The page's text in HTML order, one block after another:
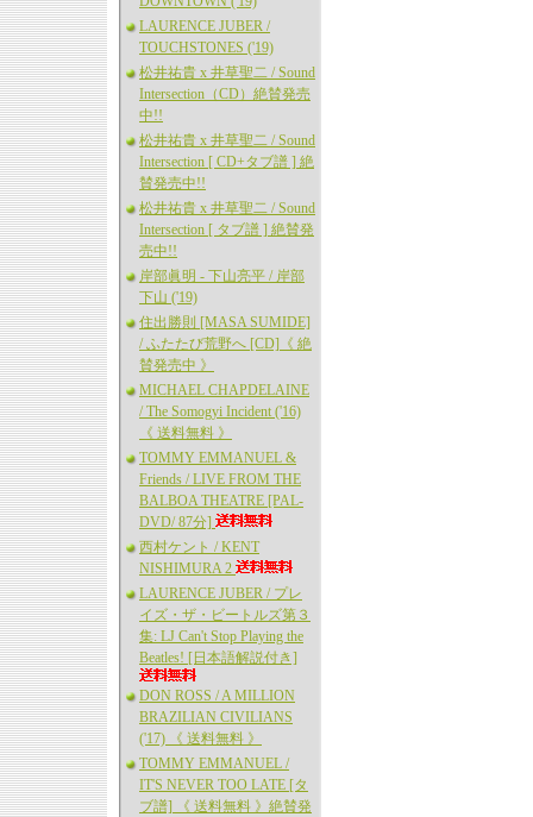
LAURENCE JUBER /
TOUCHSTONES ('19)
松井祐貴 x 井草聖二 / Sound
Intersection（CD）絶賛発売
中!!
松井祐貴 x 井草聖二 / Sound
Intersection [ CD+タブ譜 ] 絶
賛発売中!!
松井祐貴 x 井草聖二 / Sound
Intersection [ タブ譜 ] 絶賛発
売中!!
岸部眞明 - 下山亮平 / 岸部
下山 ('19)
住出勝則 [MASA SUMIDE]
/ ふたたび荒野へ [CD]《 絶
賛発売中 》
MICHAEL CHAPDELAINE
/ The Somogyi Incident ('16)
《 送料無料 》
TOMMY EMMANUEL &
Friends / LIVE FROM THE
BALBOA THEATRE [PAL-
DVD/ 87分]
西村ケント / KENT
NISHIMURA 2
LAURENCE JUBER / プレ
イズ・ザ・ビートルズ第３
集: LJ Can't Stop Playing the
Beatles! [日本語解説付き]
DON ROSS / A MILLION
BRAZILIAN CIVILIANS
('17) 《 送料無料 》
TOMMY EMMANUEL /
IT'S NEVER TOO LATE [タ
ブ譜] 《 送料無料 》絶賛発